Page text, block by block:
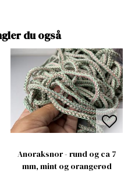
du også
Anoraksnor - rund og ca 7
mm, mint og orangerød